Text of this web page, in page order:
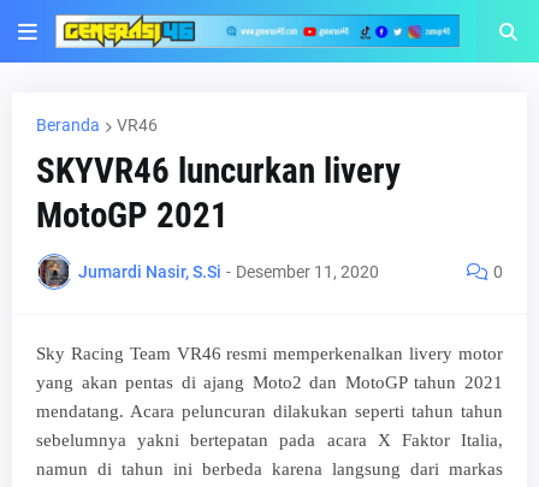
Beranda VR46
SKYVR46 luncurkan livery
MotoGP 2021
Jumardi Nasir, S.Si - Desember 11, 2020 0
Sky Racing Team VR46 resmi memperkenalkan livery motor
yang akan pentas di ajang Moto2 dan MotoGP tahun 2021
mendatang. Acara peluncuran dilakukan seperti tahun tahun
sebelumnya yakni bertepatan pada acara X Faktor Italia,
namun di tahun ini berbeda karena langsung dari markas